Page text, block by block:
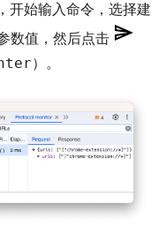
开始输入命令，选择建
数值，然后点击
）。